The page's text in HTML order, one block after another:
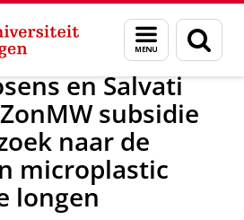
Menu
en
zoeken
News and activities
en Salvati
subsidie
naar de
microplastic
longen